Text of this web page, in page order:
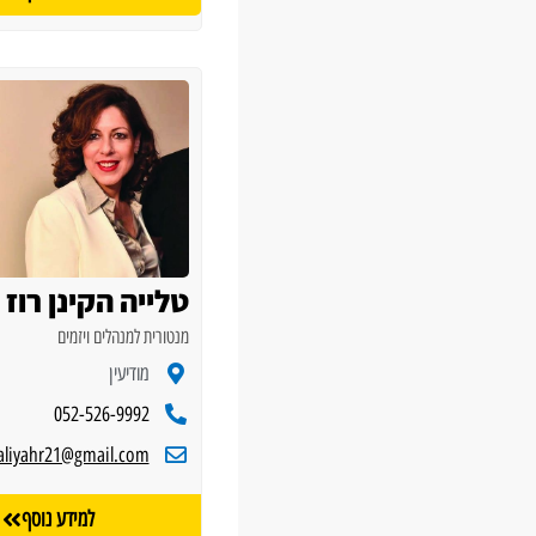
טלייה הקינן רוז
מנטורית למנהלים ויזמים
מודיעין
052-526-9992
למידע נוסף